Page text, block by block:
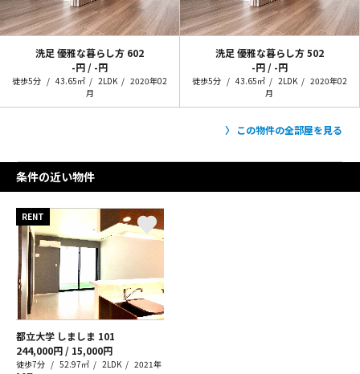
洗足 優雅な暮らし方 602
-円 / -円
徒歩5分 43.65㎡ 2LDK
2020年02
月
洗足 優雅な暮らし方502
-円 / -円
徒歩5分 43.65㎡ 2LDK
2020年02
月
この物件の全部屋を見る
条件の近い物件
RENT
都立大学 しましま 101
244,000円 / 15,000円
徒歩7分 52.97㎡ 2LDK
2021年